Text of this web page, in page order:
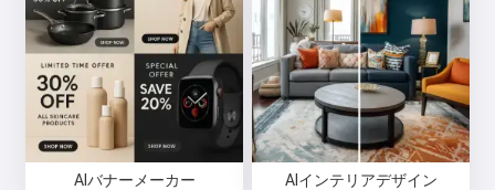
AIバナーメーカー AIインテリアデザイン